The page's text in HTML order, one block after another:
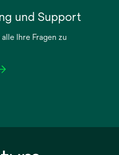
und Support
Ihre Fragen zu